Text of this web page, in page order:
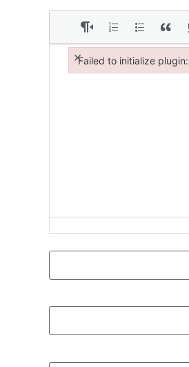
Failed to initialize
×
Failed to initialize plugin: